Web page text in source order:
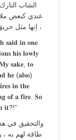
الشاب
عندي كبعض
، إنها مثل
𝐬𝐚𝐢𝐝 𝐢𝐧 𝐨𝐧𝐞
𝐡𝐢𝐬 𝐥𝐨𝐰𝐥𝐲
𝐬𝐚𝐤𝐞, 𝐭𝐨
𝐡𝐞 (𝐚𝐥𝐬𝐨)
𝐢𝐧 𝐭𝐡𝐞
𝐨𝐟 𝐚 𝐟𝐢𝐫𝐞. 𝐒𝐨
𝐢𝐭?!”
والتحقيق في
طاقة لهم به ،